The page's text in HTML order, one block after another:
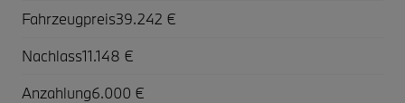
Fahrzeugpreis39.242 €
Nachlass11.148 €
Anzahlung6.000 €